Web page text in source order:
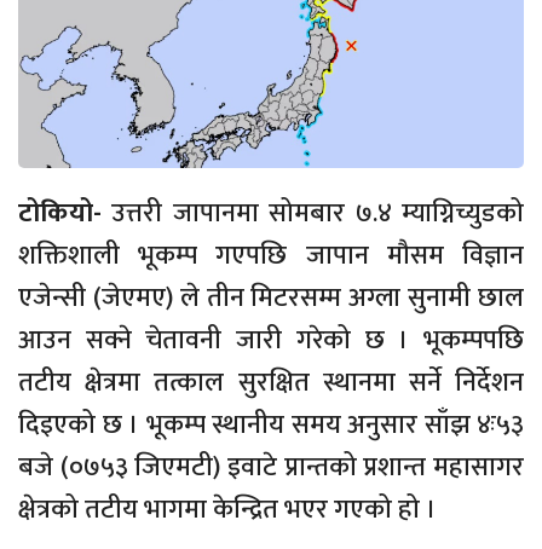
टोकियो- उत्तरी जापानमा सोमबार ७.४ म्याग्निच्युडको
शक्तिशाली भूकम्प गएपछि जापान मौसम विज्ञान
एजेन्सी (जेएमए) ले तीन मिटरसम्म अग्ला सुनामी छाल
आउन सक्ने चेतावनी जारी गरेको छ । भूकम्पपछि
तटीय क्षेत्रमा तत्काल सुरक्षित स्थानमा सर्ने निर्देशन
दिइएको छ । भूकम्प स्थानीय समय अनुसार साँझ ४ः५३
बजे (०७५३ जिएमटी) इवाटे प्रान्तको प्रशान्त महासागर
क्षेत्रको तटीय भागमा केन्द्रित भएर गएको हो ।